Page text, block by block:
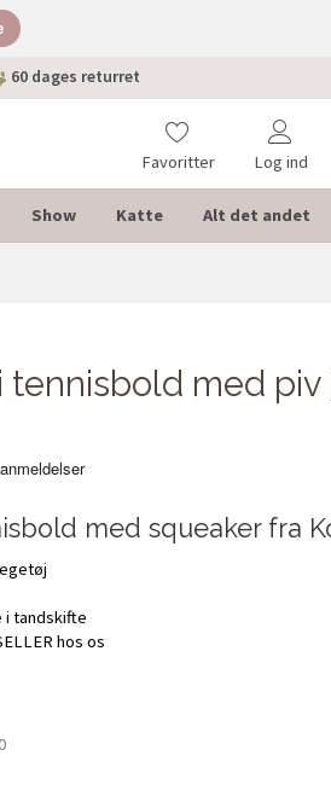
60 dages returret
Favoritter Log ind
Show Katte Alt det andet
tennisbold med piv
med squeaker fra
i tandskifte
hos os